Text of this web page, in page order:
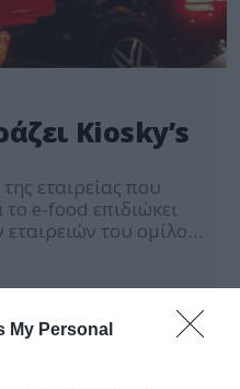
My Personal
Kiosky’s
εταιρείας που
e-food επιδιώκει
του ομίλου
στις
Το